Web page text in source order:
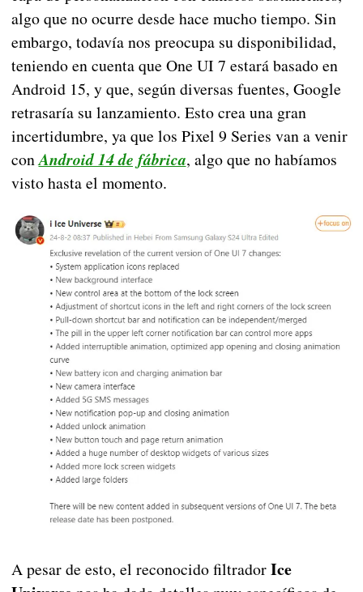
algo que no ocurre desde hace mucho tiempo. Sin
embargo, todavía nos preocupa su disponibilidad,
teniendo en cuenta que One UI 7 estará basado en
Android 15, y que, según diversas fuentes, Google
retrasaría su lanzamiento. Esto crea una gran
incertidumbre, ya que los Pixel 9 Series van a venir
conAndroid 14 de fábrica, algo que no habíamos
visto hasta el momento.
A pesar de esto, el reconocido filtradorIce